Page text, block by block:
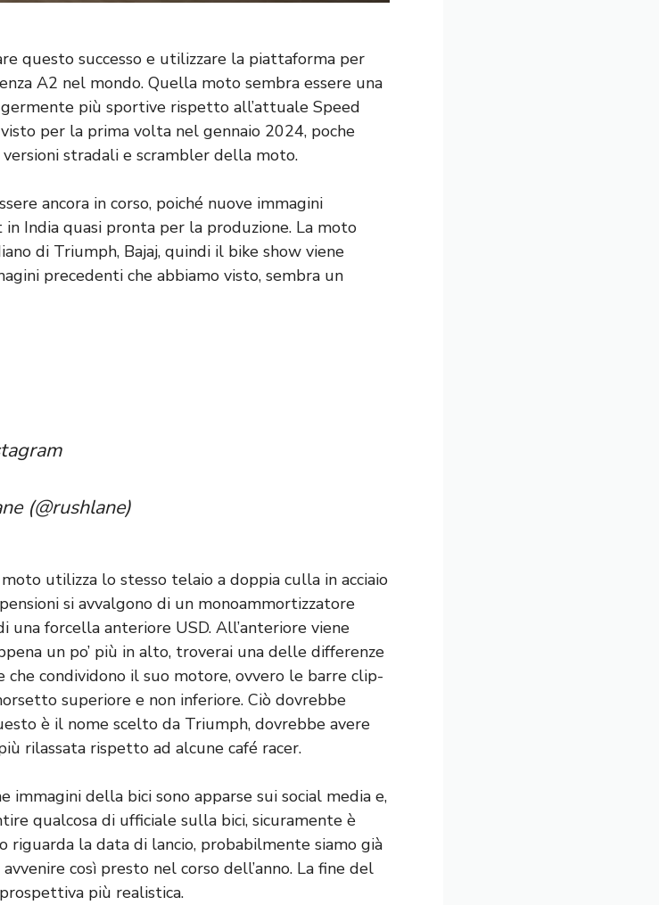
questo successo e utilizzare la piattaforma per
A2 nel mondo. Quella moto sembra essere una
più sportive rispetto all’attuale Speed
per la prima volta nel gennaio 2024, poche
stradali e scrambler della moto.
ancora in corso, poiché nuove immagini
India quasi pronta per la produzione. La moto
di Triumph, Bajaj, quindi il bike show viene
precedenti che abbiamo visto, sembra un
(@rushlane)
utilizza lo stesso telaio a doppia culla in acciaio
si avvalgono di un monoammortizzatore
forcella anteriore USD. All’anteriore viene
un po’ più in alto, troverai una delle differenze
condividono il suo motore, ovvero le barre clip-
superiore e non inferiore. Ciò dovrebbe
è il nome scelto da Triumph, dovrebbe avere
rilassata rispetto ad alcune café racer.
immagini della bici sono apparse sui social media e,
qualcosa di ufficiale sulla bici, sicuramente è
riguarda la data di lancio, probabilmente siamo già
così presto nel corso dell’anno. La fine del
più realistica.